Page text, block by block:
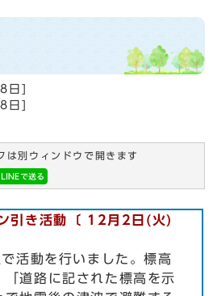
日 ]
日 ]
は別ウィンドウで開きます
引き活動〔 12月2日(火)
活動を行いました。標高
「道路に記された標高を示